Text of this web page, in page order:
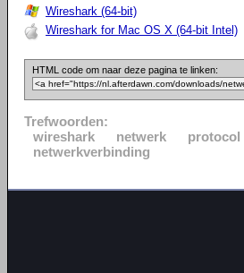
Wireshark (64-bit)
Wireshark for Mac OS X (64-bit Intel)
HTML code om naar deze pagina te linken:
Trefwoorden:
wireshark
netwerk protocol
netwerkverbinding